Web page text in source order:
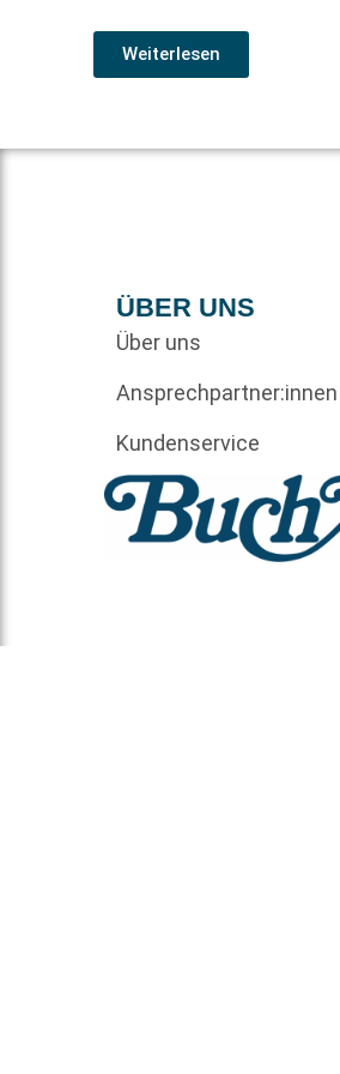
Weiterlesen
ÜBER UNS
Über uns
Ansprechpartner:innen
Kundenservice